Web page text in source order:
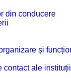
din conducere
și
contact ale